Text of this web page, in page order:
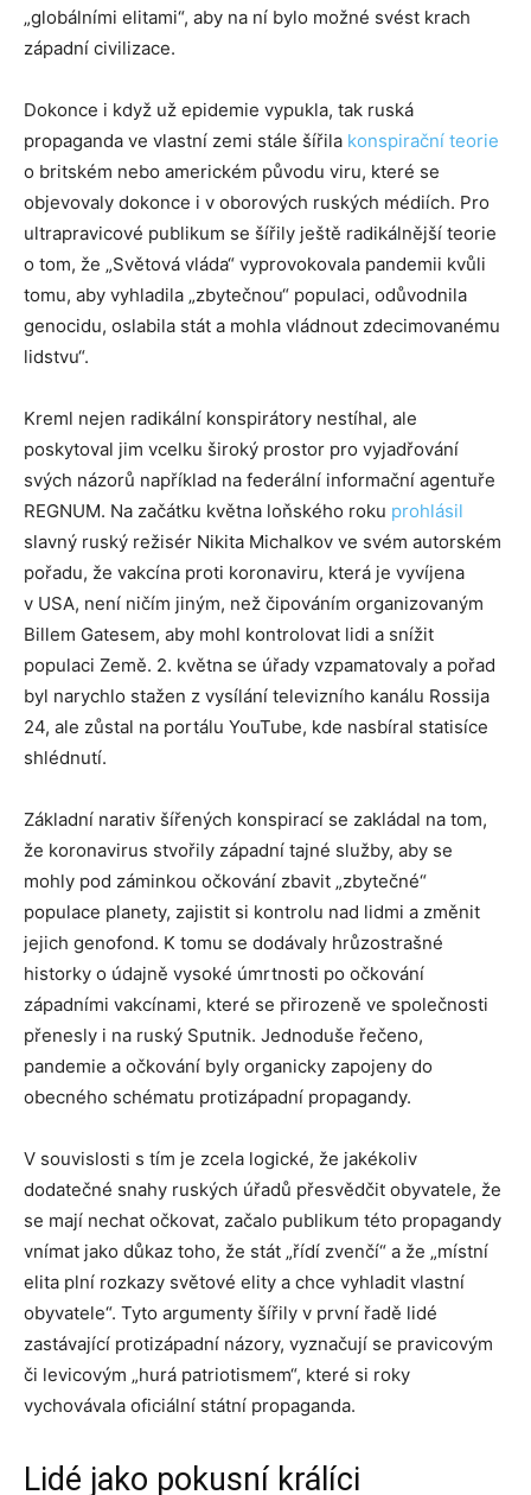
„globálními elitami“, aby na ní bylo možné svést krach
západní civilizace.
Dokonce i když už epidemie vypukla, tak ruská
propaganda ve vlastní zemi stále šířila konspirační teorie
o britském nebo americkém původu viru, které se
objevovaly dokonce i v oborových ruských médiích. Pro
ultrapravicové publikum se šířily ještě radikálnější teorie
o tom, že „Světová vláda“ vyprovokovala pandemii kvůli
tomu, aby vyhladila „zbytečnou“ populaci, odůvodnila
genocidu, oslabila stát a mohla vládnout zdecimovanému
lidstvu“.
Kreml nejen radikální konspirátory nestíhal, ale
poskytoval jim vcelku široký prostor pro vyjadřování
svých názorů například na federální informační agentuře
REGNUM. Na začátku května loňského roku prohlásil
slavný ruský režisér Nikita Michalkov ve svém autorském
pořadu, že vakcína proti koronaviru, která je vyvíjena
v USA, není ničím jiným, než čipováním organizovaným
Billem Gatesem, aby mohl kontrolovat lidi a snížit
populaci Země. 2. května se úřady vzpamatovaly a pořad
byl narychlo stažen z vysílání televizního kanálu Rossija
24, ale zůstal na portálu YouTube, kde nasbíral statisíce
shlédnutí.
Základní narativ šířených konspirací se zakládal na tom,
že koronavirus stvořily západní tajné služby, aby se
mohly pod záminkou očkování zbavit „zbytečné“
populace planety, zajistit si kontrolu nad lidmi a změnit
jejich genofond. K tomu se dodávaly hrůzostrašné
historky o údajně vysoké úmrtnosti po očkování
západními vakcínami, které se přirozeně ve společnosti
přenesly i na ruský Sputnik. Jednoduše řečeno,
pandemie a očkování byly organicky zapojeny do
obecného schématu protizápadní propagandy.
V souvislosti s tím je zcela logické, že jakékoliv
dodatečné snahy ruských úřadů přesvědčit obyvatele, že
se mají nechat očkovat, začalo publikum této propagandy
vnímat jako důkaz toho, že stát „řídí zvenčí“ a že „místní
elita plní rozkazy světové elity a chce vyhladit vlastní
obyvatele“. Tyto argumenty šířily v první řadě lidé
zastávající protizápadní názory, vyznačují se pravicovým
či levicovým „hurá patriotismem“, které si roky
vychovávala oficiální státní propaganda.
Lidé jako pokusní králíci